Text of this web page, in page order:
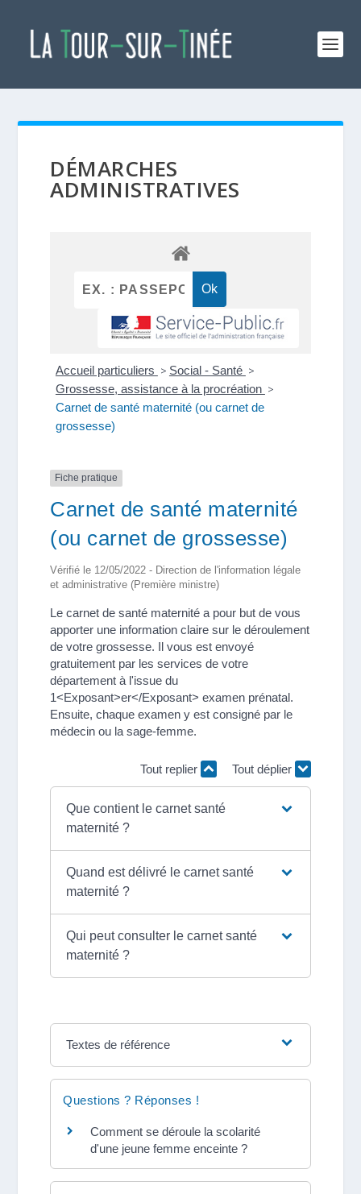
DÉMARCHES
ADMINISTRATIVES
Accueil particuliers > Social - Santé >
Grossesse, assistance à la procréation >
Carnet de santé maternité (ou carnet de
grossesse)
Fiche pratique
Carnet de santé maternité
(ou carnet de grossesse)
Vérifié le 12/05/2022 - Direction de l'information légale
et administrative (Première ministre)
Le carnet de santé maternité a pour but de vous
apporter une information claire sur le déroulement
de votre grossesse. Il vous est envoyé
gratuitement par les services de votre
département à l'issue du
1<Exposant>er</Exposant> examen prénatal.
Ensuite, chaque examen y est consigné par le
médecin ou la sage-femme.
Tout replier Tout déplier
Que contient le carnet santé
maternité ?
Quand est délivré le carnet santé
maternité ?
Qui peut consulter le carnet santé
maternité ?
Textes de référence
Questions ? Réponses !
Comment se déroule la scolarité
d'une jeune femme enceinte ?